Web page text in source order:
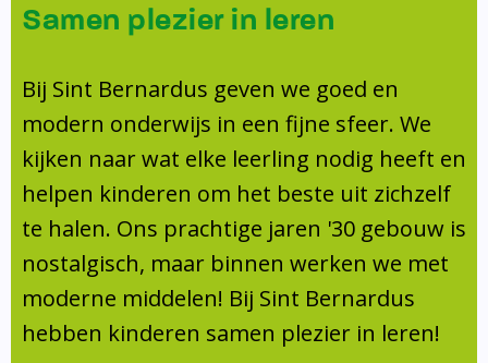
Veiligheidsplan
Onderwijs
Leerlingenraad
Leerlingenzorg
Doorstroomtoets
Jeugdprofessional op school
Centrum Jeugd en Gezin
Schoollogopedie
schoolondersteuningsprofiel
Schooltijden
Absentie
Vakanties
Aanmelden
Het Team
Ouders
TussenSchoolse Opvang (TSO)
Ouderraad (OR)
Medezeggenschapsraad (MR)
Formulieren
Klachtenregeling
Contact
Samen plezier in leren
Bij Sint Bernardus geven we goed en
modern onderwijs in een fijne sfeer. We
kijken naar wat elke leerling nodig heeft en
helpen kinderen om het beste uit zichzelf
te halen. Ons prachtige jaren '30 gebouw is
nostalgisch, maar binnen werken we met
moderne middelen! Bij Sint Bernardus
hebben kinderen samen plezier in leren!